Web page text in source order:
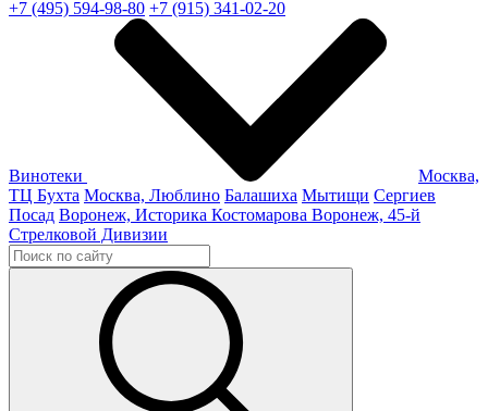
+7 (495) 594-98-80 +7 (915) 341-02-20
Винотеки
Москва,
ТЦ Бухта Москва, Люблино Балашиха Мытищи Сергиев
Посад Воронеж, Историка Костомарова Воронеж, 45-й
Стрелковой Дивизии